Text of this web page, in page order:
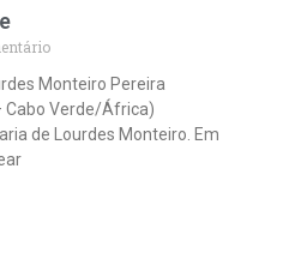
Monteiro Pereira
Cabo Verde/África)
de Lourdes Monteiro. Em